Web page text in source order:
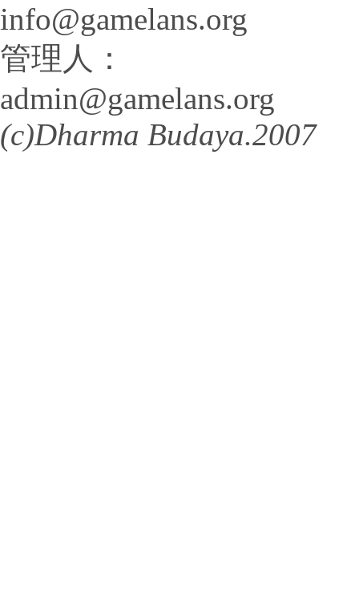
info@gamelans.org
管理人：
admin@gamelans.org
(c)Dharma Budaya.2007